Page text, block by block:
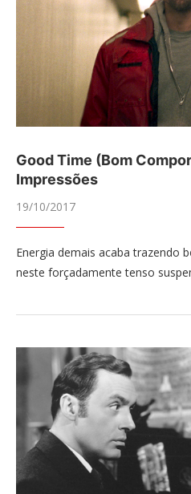
Good Time (Bom
Impressões
19/10/2017
Energia demais acaba trazendo
neste forçadamente tenso